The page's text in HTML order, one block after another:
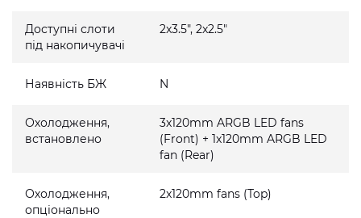
Доступні слоти
під накопичувачі
2x3.5", 2x2.5"
Наявність БЖ N
Охолодження,
встановлено
3x120mm ARGB LED fans
(Front) + 1x120mm ARGB LED
fan (Rear)
Охолодження,
опціонально
2x120mm fans (Top)